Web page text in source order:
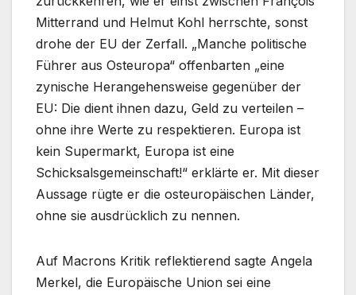
Mitterrand und Helmut Kohl herrschte, sonst
drohe der EU der Zerfall. „Manche politische
Führer aus Osteuropa“ offenbarten „eine
zynische Herangehensweise gegenüber der
EU: Die dient ihnen dazu, Geld zu verteilen –
ohne ihre Werte zu respektieren. Europa ist
kein Supermarkt, Europa ist eine
Schicksalsgemeinschaft!“ erklärte er. Mit dieser
Aussage rügte er die osteuropäischen Länder,
ohne sie ausdrücklich zu nennen.
Auf Macrons Kritik reflektierend sagte Angela
Merkel, die Europäische Union sei eine